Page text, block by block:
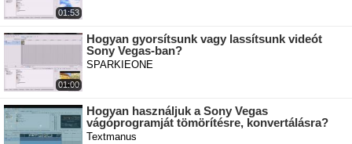
01:53
01:00
Hogyan gyorsítsunk vagy lassítsunk videót
Sony Vegas-ban?
SPARKIEONE
Hogyan használjuk a Sony Vegas
vágóprogramját tömörítésre, konvertálásra?
Textmanus